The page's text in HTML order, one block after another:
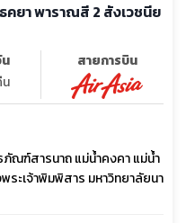
คยา พาราณสี 2 สังเวชนีย
น
สายการบิน
ณฑ์สารนาถ แม่น้ำคงคา แม่น้ำ
ระเจ้าพิมพิสาร มหาวิทยาลัยนา